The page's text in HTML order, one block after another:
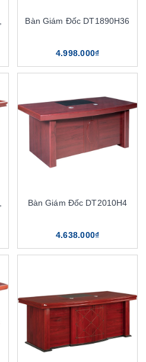
Bàn Giám Đốc DT1890H36
4.998.000₫
Bàn Giám Đốc DT2010H4
4.638.000₫